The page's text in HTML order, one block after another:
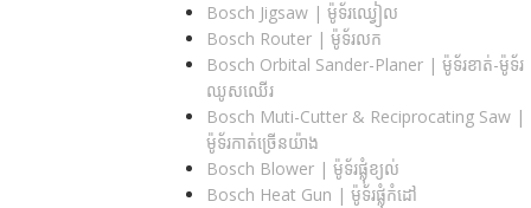
Bosch Jigsaw | ម៉ូទ័រឈ្វៀល
Bosch Router | ម៉ូទ័រលក
Bosch Orbital Sander-Planer​ | ម៉ូទ័រខាត់-ម៉ូទ័រ
ឈូសឈើរ
Bosch Muti-Cutter & Reciprocating Saw​ |
ម៉ូទ័រកាត់ច្រើនយ៉ាង
Bosch Blower | ម៉ូទ័រផ្លុំខ្យល់
Bosch Heat Gun | ម៉ូទ័រផ្លុំកំដៅ